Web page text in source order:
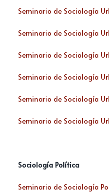
Seminario de Sociología
Seminario de Sociología
Seminario de Sociología
Seminario de Sociología
Seminario de Sociología
Seminario de Sociología
Sociología Política
Seminario de Sociología